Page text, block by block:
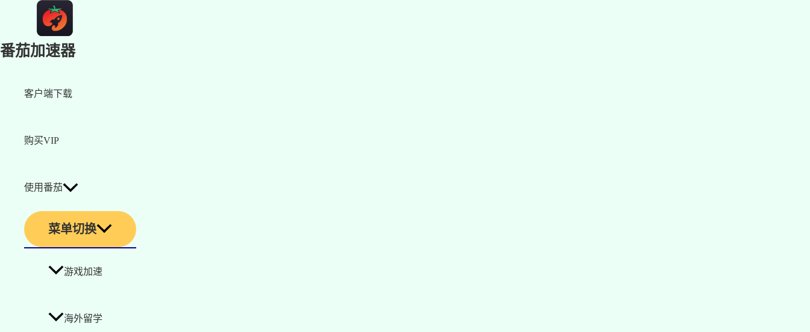
番茄加速器
客户端下载
购买VIP
使用番茄
菜单切换
游戏加速
海外留学